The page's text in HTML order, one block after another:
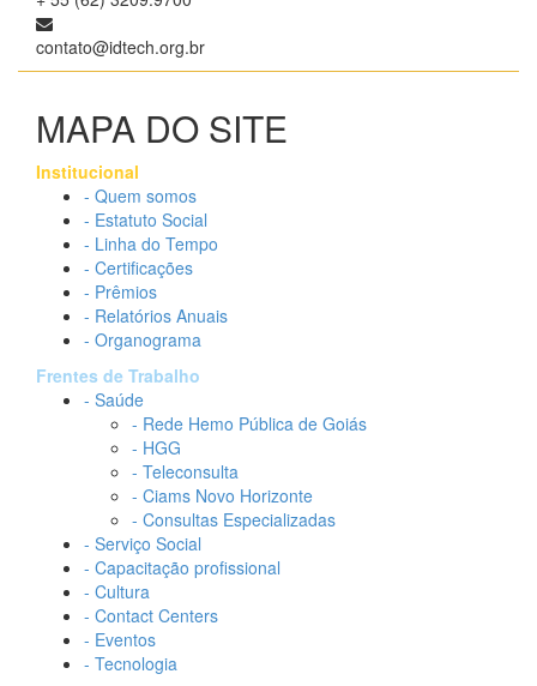
contato@idtech.org.br
MAPA DO SITE
Institucional
- Quem somos
- Estatuto Social
- Linha do Tempo
- Certificações
- Prêmios
- Relatórios Anuais
- Organograma
Frentes de Trabalho
- Saúde
- Rede Hemo Pública de Goiás
- HGG
- Teleconsulta
- Ciams Novo Horizonte
- Consultas Especializadas
- Serviço Social
- Capacitação profissional
- Cultura
- Contact Centers
- Eventos
- Tecnologia